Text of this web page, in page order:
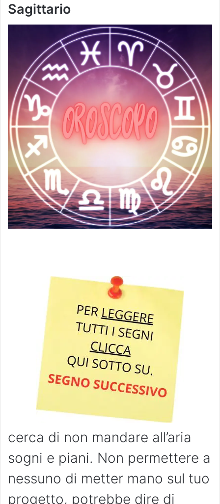
Sagittario
cerca di non mandare all’aria
sogni e piani. Non permettere a
nessuno di metter mano sul tuo
progetto, potrebbe dire di